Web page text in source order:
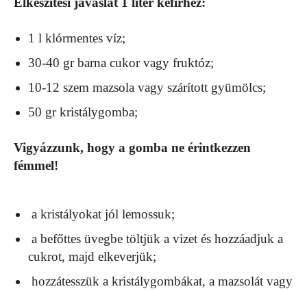
1 l klórmentes víz;
30-40 gr barna cukor vagy fruktóz;
10-12 szem mazsola vagy szárított gyümölcs;
50 gr kristálygomba;
Vigyázzunk, hogy a gomba ne érintkezzen
fémmel!
a kristályokat jól lemossuk;
a befőttes üvegbe töltjük a vizet és hozzáadjuk a
cukrot, majd elkeverjük;
hozzátesszük a kristálygombákat, a mazsolát vagy